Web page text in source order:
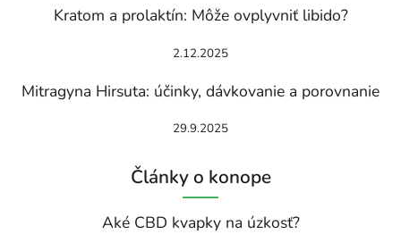
Kratom a prolaktín: Môže ovplyvniť libido?
2.12.2025
Mitragyna Hirsuta: účinky, dávkovanie a porovnanie
29.9.2025
Články o konope
Aké CBD kvapky na úzkosť?